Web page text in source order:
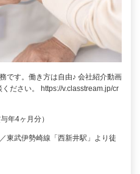
です。働き方は自由♪ 会社紹介動画
ださい。 https://v.classtream.jp/cr
年4ヶ月分）
東武伊勢崎線「西新井駅」より徒